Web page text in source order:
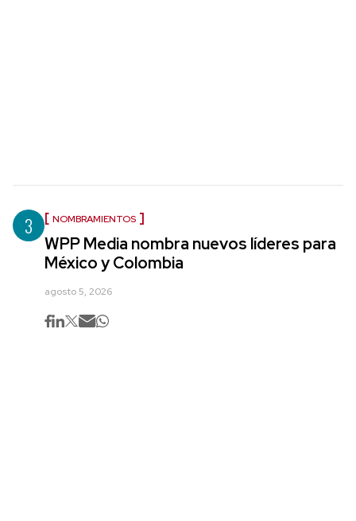
3 NOMBRAMIENTOS
WPP Media nombra nuevos líderes para
México y Colombia
agosto 5, 2026